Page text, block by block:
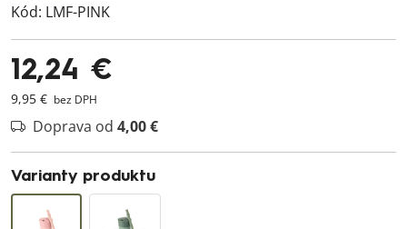
Kód: LMF-PINK
12,24 €
9,95 € bez DPH
Doprava od 4,00 €
Varianty produktu